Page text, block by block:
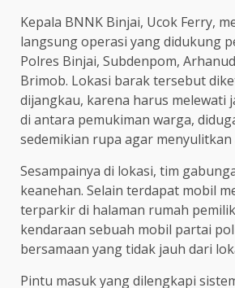
Kepala BNNK Binjai, Ucok Ferry,
langsung operasi yang didukung
Polres Binjai, Subdenpom,
Brimob. Lokasi barak tersebut
dijangkau, karena harus melewati
di antara pemukiman warga,
sedemikian rupa agar menyulitkan
Sesampainya di lokasi, tim
keanehan. Selain terdapat mobil
terparkir di halaman rumah
kendaraan sebuah mobil partai
bersamaan yang tidak jauh dari
Pintu masuk yang dilengkapi